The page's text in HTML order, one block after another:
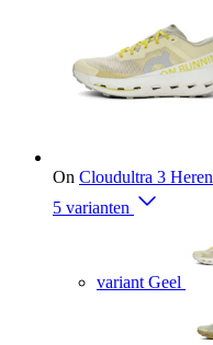
On Cloudultra 3 Heren
5 varianten
variant Geel